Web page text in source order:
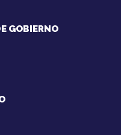
GOBIERNO